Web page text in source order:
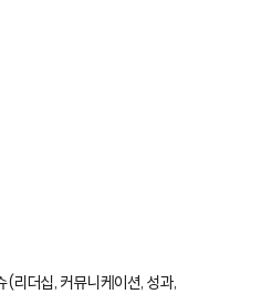
(리더십, 커뮤니케이션, 성과,